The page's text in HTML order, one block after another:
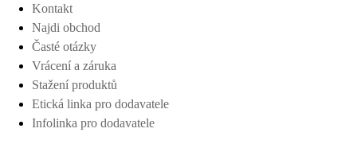
Kontakt
Najdi obchod
Časté otázky
Vrácení a záruka
Stažení produktů
Etická linka pro dodavatele
Infolinka pro dodavatele